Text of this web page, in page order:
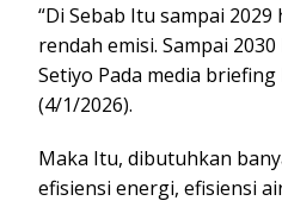
“Di Sebab Itu sampai
rendah emisi. Sampai
Setiyo Pada media
(4/1/2026).
Maka Itu, dibutuhkan
efisiensi energi, efisiensi